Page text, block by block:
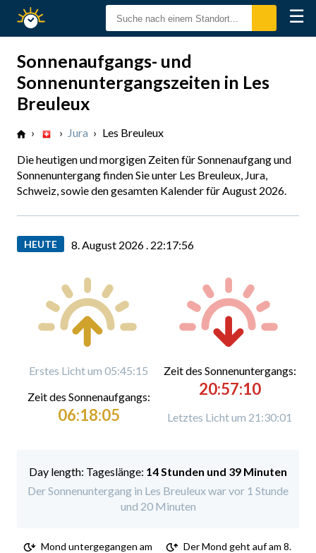
Sonnenzeiten ☰
Sonnenaufgangs- und
Sonnenuntergangszeiten in Les
Breuleux
› › Jura › Les Breuleux
Die heutigen und morgigen Zeiten für Sonnenaufgang und
Sonnenuntergang finden Sie unter Les Breuleux, Jura,
Schweiz, sowie den gesamten Kalender für August 2026.
HEUTE 8. August 2026 . 22:17:57
Erstes Licht um 05:45:15
Zeit des Sonnenaufgangs:
06:18:05
Zeit des Sonnenuntergangs:
20:57:10
Letztes Licht um 21:30:01
Tageslänge: 14 Stunden und 39 Minuten
Der Sonnenuntergang in Les Breuleux war vor 1 Stunde
und 20 Minuten
Mond untergegangen am
Der Mond geht auf am 8.